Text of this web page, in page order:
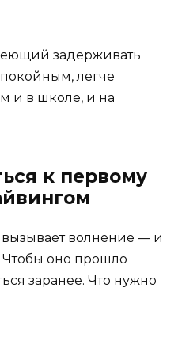
задерживать
легче
и в школе, и на
к первому
вызывает волнение — и
Чтобы оно прошло
заранее. Что нужно